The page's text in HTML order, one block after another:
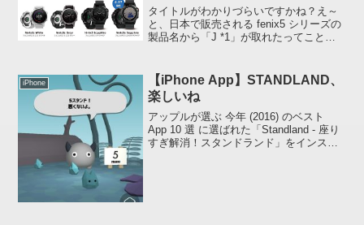
一緒ってことなのか？
タイトルがわかりづらいですかね？え～
と、日本で販売される fenix5 シリーズの
製品名から「J *1」が取れたってこと
語もサポートするようになったのか？」
と...
iPhone
【iPhone App】STANDLAND、
楽しいね
アップルが選ぶ 今年 (2016) のベスト
App 10 選 に選ばれた「Standland - 座り
すぎ解消！スタンドランド」をインスト